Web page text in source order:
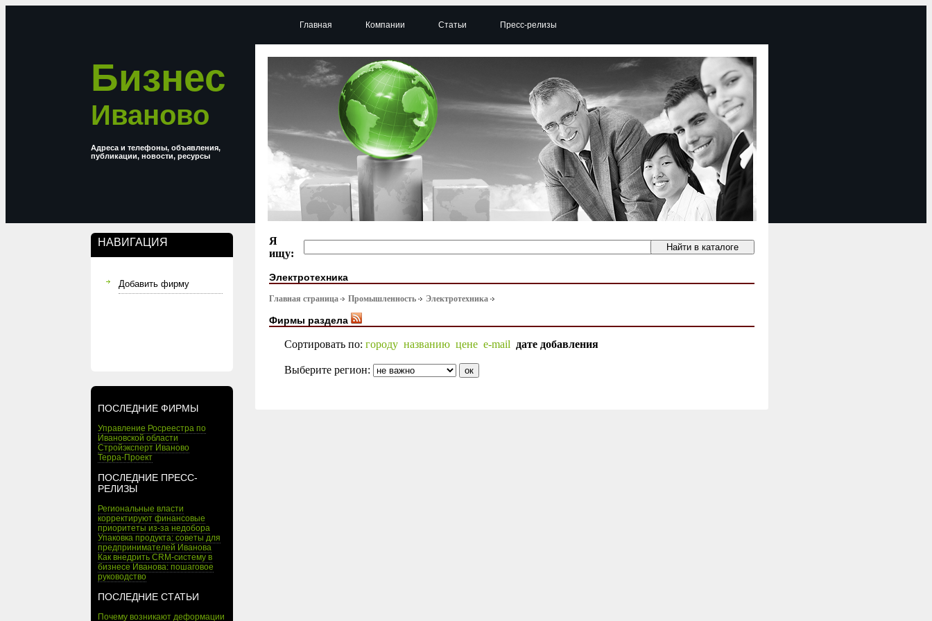
Бизнес
Иваново
Адреса и телефоны, объявления,
публикации, новости, ресурсы
НАВИГАЦИЯ
Добавить фирму
ПОСЛЕДНИЕ ФИРМЫ
Управление Росреестра по
Ивановской области
Стройэксперт Иваново
Терра-Проект
ПОСЛЕДНИЕ ПРЕСС-
РЕЛИЗЫ
Региональные власти
корректируют финансовые
приоритеты из-за недобора
Упаковка продукта: советы для
предпринимателей Иванова
Как внедрить CRM-систему в
бизнесе Иванова: пошаговое
руководство
ПОСЛЕДНИЕ СТАТЬИ
Почему возникают деформации
Главная Компании Статьи Пресс-релизы
Я
ищу:
Электротехника
Главная страница Промышленность Электротехника
Фирмы раздела
Сортировать по: городу названию цене e-mail дате добавления
Выберите регион: